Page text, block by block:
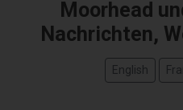
Moorhead
Nachrichten,
English